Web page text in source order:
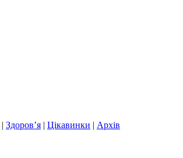
| Здоров’я | Цікавинки | Архів